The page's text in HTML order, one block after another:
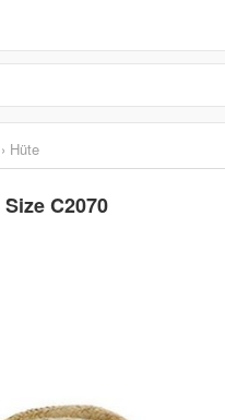
› Hüte
C2070